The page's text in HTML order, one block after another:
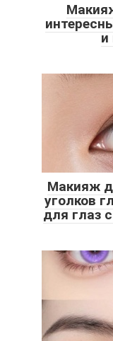
и
Макияж
уголков
для глаз